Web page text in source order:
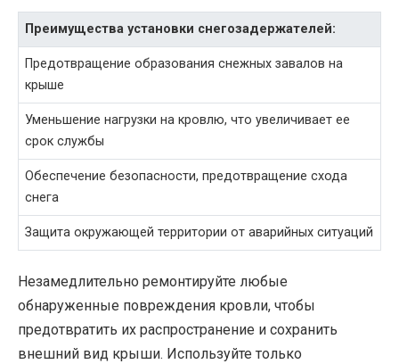
Преимущества установки снегозадержателей:
Предотвращение образования снежных завалов на
крыше
Уменьшение нагрузки на кровлю, что увеличивает ее
срок службы
Обеспечение безопасности, предотвращение схода
снега
Защита окружающей территории от аварийных ситуаций
Незамедлительно ремонтируйте любые
обнаруженные повреждения кровли, чтобы
предотвратить их распространение и сохранить
внешний вид крыши. Используйте только